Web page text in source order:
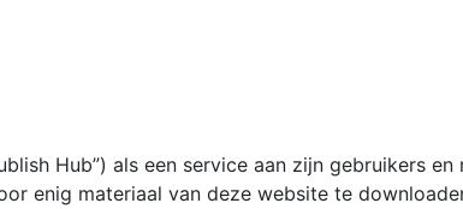
Hub”) als een service aan zijn gebruikers
enig materiaal van deze website te